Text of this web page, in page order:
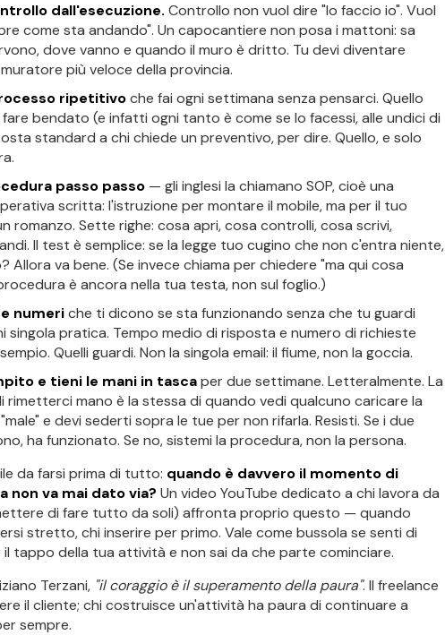
dall'esecuzione. Controllo non vuol dire "lo faccio io". Vuol
come sta andando". Un capocantiere non posa i mattoni: sa
dove vanno e quando il muro è dritto. Tu devi diventare
più veloce della provincia.
ripetitivoche fai ogni settimana senza pensarci. Quello
bendato (e infatti ogni tanto è come se lo facessi, alle undici di
standard a chi chiede un preventivo, per dire. Quello, e solo
passo passo — gli inglesi la chiamano SOP, cioè una
scritta: l'istruzione per montare il mobile, ma per il tuo
romanzo. Sette righe: cosa apri, cosa controlli, cosa scrivi,
Il test è semplice: se la legge tuo cugino che non c'entra niente,
Allora va bene. (Se invece chiama per chiedere "ma qui cosa
è ancora nella tua testa, non sul foglio.)
numeriche ti dicono se sta funzionando senza che tu guardi
singola pratica. Tempo medio di risposta e numero di richieste
Quelli guardi. Non la singola email: il fiume, non la goccia.
e tieni le mani in tascaper due settimane. Letteralmente. La
rimetterci mano è la stessa di quando vedi qualcuno caricare la
e devi sederti sopra le tue per non rifarla. Resisti. Se i due
ha funzionato. Se no, sistemi la procedura, non la persona.
da farsi prima di tutto: quando è davvero il momento di
non va mai dato via? Un video YouTube dedicato a chi lavora da
di fare tutto da soli) affronta proprio questo — quando
stretto, chi inserire per primo. Vale come bussola se senti di
tappo della tua attività e non sai da che parte cominciare.
Terzani, "il coraggio è il superamento della paura". Il freelance
il cliente; chi costruisce un'attività ha paura di continuare a
sempre.